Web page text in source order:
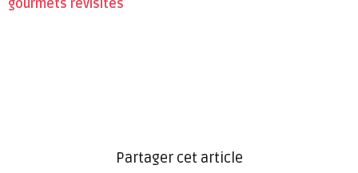
gourmets revisités
Partager cet article